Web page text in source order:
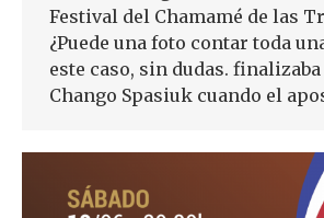
Festival del Chamamé de las
¿Puede una foto contar toda
este caso, sin dudas. finalizaba
Chango Spasiuk cuando el